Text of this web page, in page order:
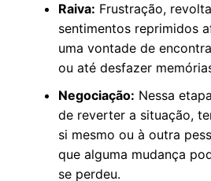
Raiva: Frustração,
sentimentos reprimidos
uma vontade de
ou até desfazer
Negociação: Nessa
de reverter a situação,
si mesmo ou à outra
que alguma mudança
se perdeu.